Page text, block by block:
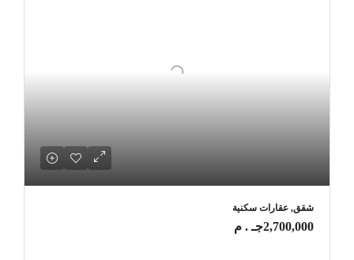
شقق, عقارات سكنية
2,700,000جـ . م